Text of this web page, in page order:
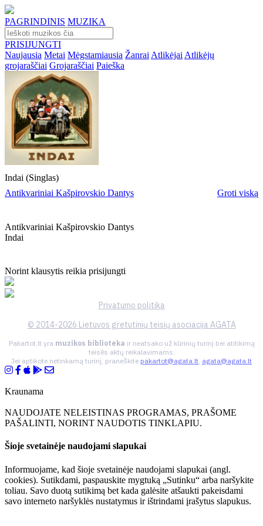
PAGRINDINIS MUZIKA
PRISIJUNGTI
Naujausia Metai Mėgstamiausia Žanrai Atlikėjai Atlikėjų
grojaraščiai Grojaraščiai Paieška
Indai (Singlas)
Antikvariniai Kašpirovskio Dantys
Groti viską
Antikvariniai Kašpirovskio Dantys
Indai
Norint klausytis reikia prisijungti
Privatumo politika
© 2014-2026 Lietuvos gretutinių teisių asociacija AGATA
Pakartot.lt yra muzikos biblioteka ir neatsako už kūrinių turinį bei atitikimą
teisės aktų reikalavimams.
Jei aptikote netinkamą turinį, praneškite pakartot@agata.lt, agata@agata.lt
Kraunama
NAUDOJATE NELEISTINAS PROGRAMAS, PRAŠOME
PAŠALINTI, NORINT NAUDOTIS TINKLAPIU.
Šioje svetainėje naudojami slapukai
Informuojame, kad šioje svetainėje naudojami slapukai (angl.
cookies). Sutikdami, paspauskite mygtuką „Sutinku“ arba naršykite
toliau. Savo duotą sutikimą bet kada galėsite atšaukti pakeisdami
savo interneto naršyklės nustatymus ir ištrindami įrašytus slapukus.